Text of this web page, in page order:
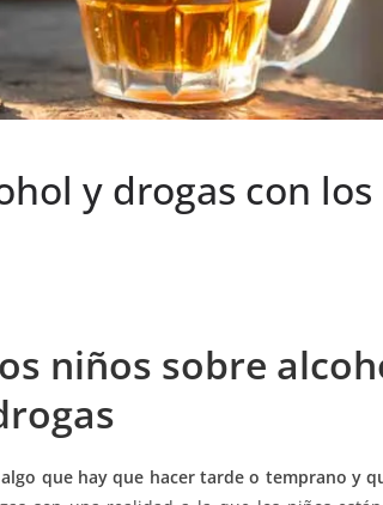
y drogas con
niños sobre
que hay que hacer tarde o temprano y